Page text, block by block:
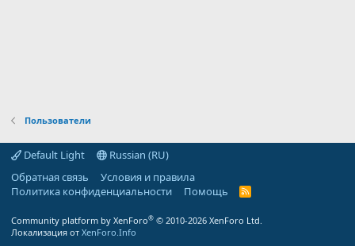
Пользователи
Default Light
Russian (RU)
Обратная связь
Условия и правила
Политика конфиденциальности
Помощь
R
Community platform by XenForo® © 2010-2026 XenForo Ltd.
Локализация от XenForo.Info